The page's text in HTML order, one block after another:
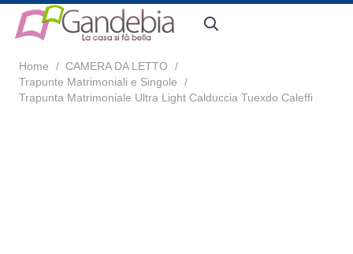
Home / CAMERA DA LETTO
/
Trapunte Matrimoniali e Singole
/
Trapunta Matrimoniale Ultra Light Calduccia Tuexdo Caleffi